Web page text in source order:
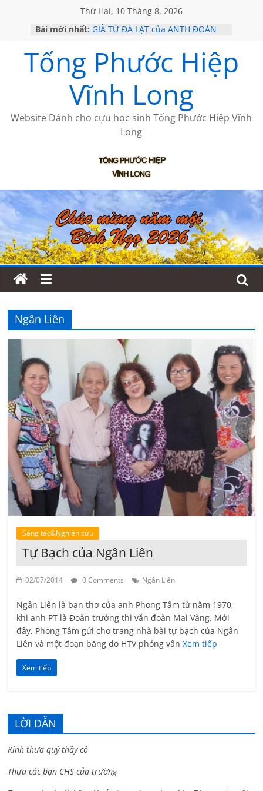
Thứ Hai, 10 Tháng 8, 2026
Bài mới nhất: GIÃ TỪ ĐÀ LẠT của ANTH ĐOÀN
KHÔNG ĐỀ 20 CỦA THÁI LÃO
KHÔNG ĐỀ 19 CỦA THÁI LÃO
CHÙM THƠ CỦA BÍCH HÀ
Tống Phước Hiệp
Vĩnh Long
Website Dành cho cựu học sinh Tống Phước Hiệp Vĩnh
Long
Ngân Liên
Sáng tác&Nghiên cứu
Tự Bạch của Ngân Liên
02/07/2014 0 Comments Ngân Liên
Ngân Liên là bạn thơ của anh Phong Tâm từ năm 1970,
khi anh PT là Đoàn trưởng thi văn đoàn Mai Vàng. Mới
đây, Phong Tâm gửi cho trang nhà bài tự bạch của Ngân
Liên và một đoạn băng do HTV phỏng vấnXem tiếp
Xem tiếp
LỜI DẪN
Kính thưa quý thầy cô
Thưa các bạn CHS của trường